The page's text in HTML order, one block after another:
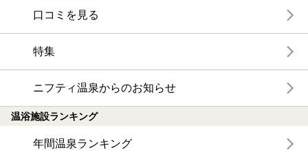
口コミを見る
特集
ニフティ温泉からのお知らせ
温浴施設ランキング
年間温泉ランキング